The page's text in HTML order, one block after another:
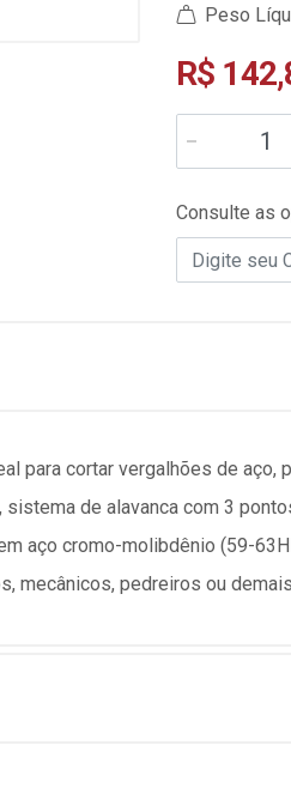
Peso
R$
Consulte as
para cortar vergalhões de
de alavanca com 3
aço cromo-molibdênio (59-
mecânicos, pedreiros ou